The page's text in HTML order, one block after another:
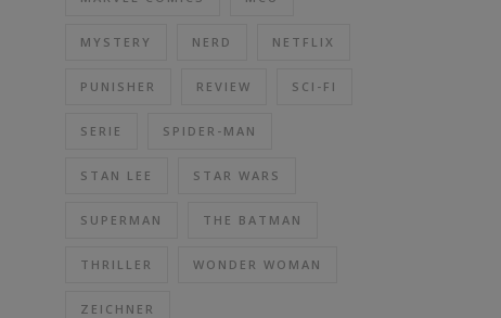
MYSTERY NERD NETFLIX
PUNISHER REVIEW SCI-FI
SERIE SPIDER-MAN
STAN LEE STAR WARS
SUPERMAN THE BATMAN
THRILLER WONDER WOMAN
ZEICHNER